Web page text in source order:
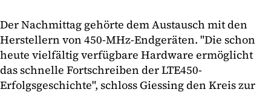
Der Nachmittag gehörte dem Austausch mit den
Herstellern von 450-MHz-Endgeräten. "Die schon
heute vielfältig verfügbare Hardware ermöglicht
das schnelle Fortschreiben der LTE450-
Erfolgsgeschichte", schloss Giessing den Kreis zur